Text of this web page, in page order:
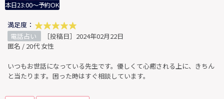
本日23:00～予約OK
満足度：
電話占い
［投稿日］2024年02月22日
匿名 / 20代 女性
いつもお世話になっている先生です。優しくて心癒される上に、きちん
と当たります。困った時はすぐ相談しています。